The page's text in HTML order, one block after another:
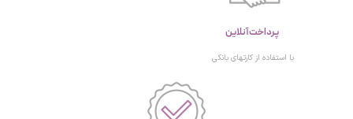
پرداخت آنلاین
با استفاده از کارتهای بانکی